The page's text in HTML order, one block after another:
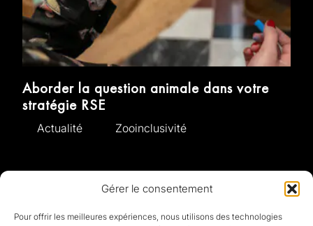
Gérer le consentement
Pour offrir les meilleures expériences, nous utilisons des technologies
Aborder la question animale dans votre
stratégie RSE
Actualité Zooinclusivité
Voir plus d'actus